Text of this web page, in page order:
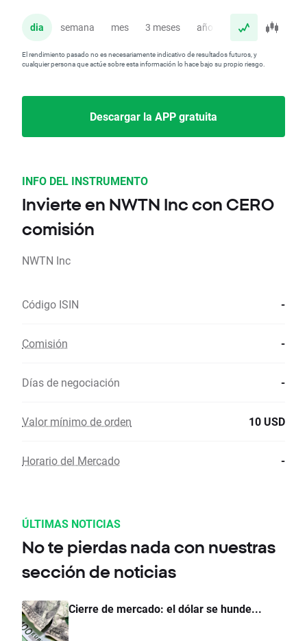
dia semana mes 3 meses año
El rendimiento pasado no es necesariamente indicativo de resultados futuros, y
cualquier persona que actúe sobre esta información lo hace bajo su propio riesgo.
Descargar la APP gratuita
INFO DEL INSTRUMENTO
Invierte en NWTN Inc con CERO
comisión
NWTN Inc
Código ISIN -
Comisión -
Días de negociación -
Valor mínimo de orden 10 USD
Horario del Mercado -
ÚLTIMAS NOTICIAS
No te pierdas nada con nuestras
sección de noticias
Cierre de mercado: el dólar se hunde...